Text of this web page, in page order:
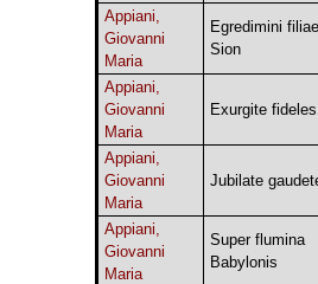
Appiani,
Giovanni
Maria
Egredimini filiae
Sion
Appiani,
Giovanni
Maria
Exurgite fideles
Appiani,
Giovanni
Maria
Jubilate
Appiani,
Giovanni
Maria
Super flumina
Babylonis